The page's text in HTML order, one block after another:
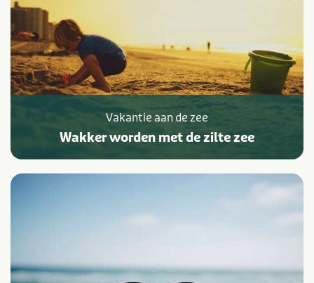
Vakantie aan de zee
Wakker worden met de zilte zee